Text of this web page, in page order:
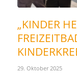
„KINDER
29. Oktober 2025